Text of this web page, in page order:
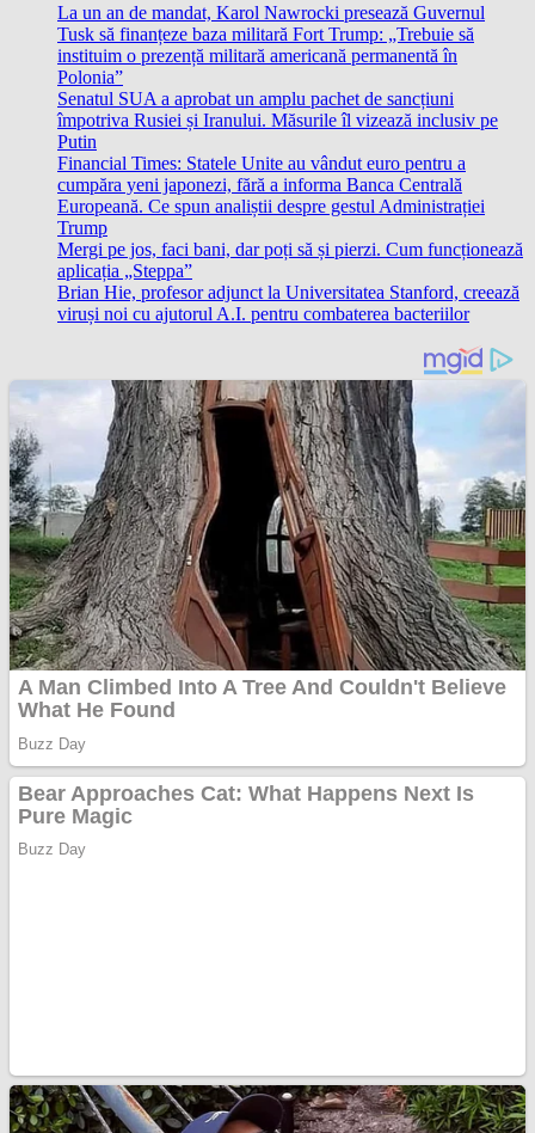
La un an de mandat, Karol Nawrocki presează Guvernul
Tusk să finanțeze baza militară Fort Trump: „Trebuie să
instituim o prezență militară americană permanentă în
Polonia”
Senatul SUA a aprobat un amplu pachet de sancțiuni
împotriva Rusiei și Iranului. Măsurile îl vizează inclusiv pe
Putin
Financial Times: Statele Unite au vândut euro pentru a
cumpăra yeni japonezi, fără a informa Banca Centrală
Europeană. Ce spun analiștii despre gestul Administrației
Trump
Mergi pe jos, faci bani, dar poți să și pierzi. Cum funcționează
aplicația „Steppa”
Brian Hie, profesor adjunct la Universitatea Stanford, creează
viruși noi cu ajutorul A.I. pentru combaterea bacteriilor